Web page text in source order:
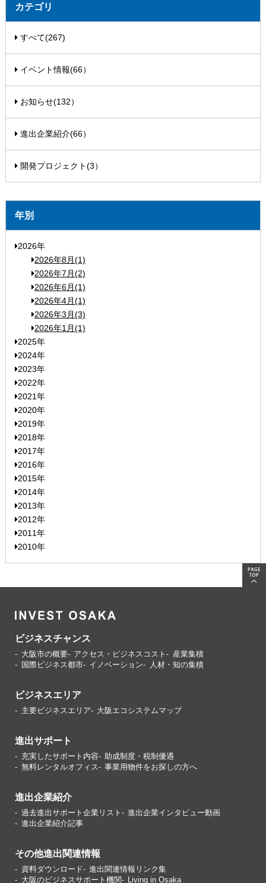
カテゴリ
すべて(267)
イベント情報(66）
お知らせ(132）
進出企業紹介(66）
開発プロジェクト(3）
年別
2026年
2026年8月(1)
2026年7月(2)
2026年6月(1)
2026年4月(1)
2026年3月(3)
2026年1月(1)
2025年
2024年
2023年
2022年
2021年
2020年
2019年
2018年
2017年
2016年
2015年
2014年
2013年
2012年
2011年
2010年
ビジネスチャンス
大阪市の概要 アクセス・ビジネスコスト
産業集積
国際ビジネス都市
イノベーション 人材・知の集積
ビジネスエリア
主要ビジネスエリア 大阪エコシステムマップ
進出サポート
充実したサポート内容
助成制度・税制優遇
無料レンタルオフィス
事業用物件をお探しの方へ
進出企業紹介
過去進出サポート企業リスト
進出企業インタビュー動画
進出企業紹介記事
その他進出関連情報
資料ダウンロード
進出関連情報リンク集
大阪のビジネスサポート機関
Living in Osaka